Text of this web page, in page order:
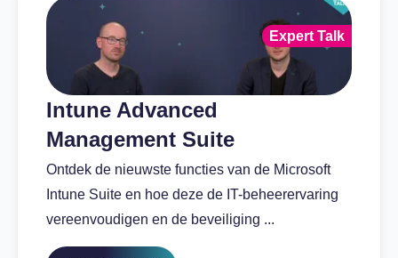
Intune Advanced
Management Suite
Ontdek de nieuwste functies van de Microsoft
Intune Suite en hoe deze de IT-beheerervaring
vereenvoudigen en de beveiliging ...
Expert Talk